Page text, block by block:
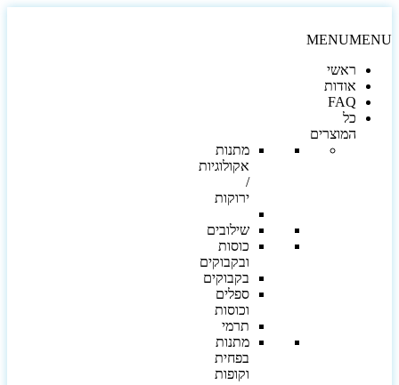
MENU
ראשי
אודות
FAQ
כל
המוצרים
מתנות
אקולוגיות
ירוקות
שילובים
כוסות
ובקבוקים
בקבוקים
ספלים
וכוסות
תרמי
מתנות
בפחית
וקופות